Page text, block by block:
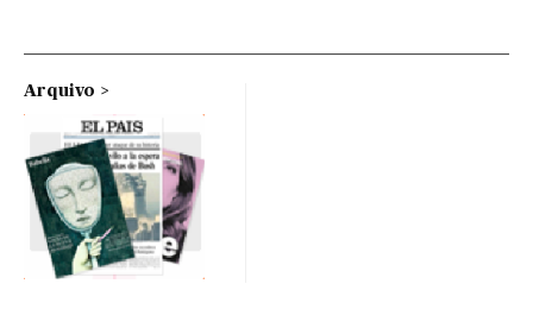
Arquivo